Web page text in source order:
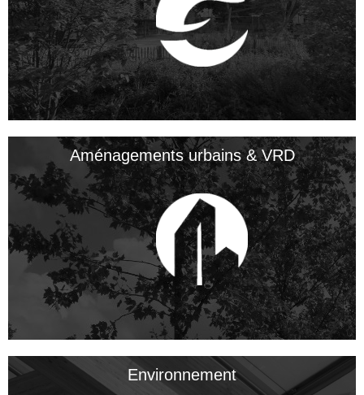
Aménagements urbains & VRD
Environnement